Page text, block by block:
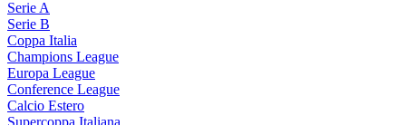
Serie A
Serie B
Coppa Italia
Champions League
Europa League
Conference League
Calcio Estero